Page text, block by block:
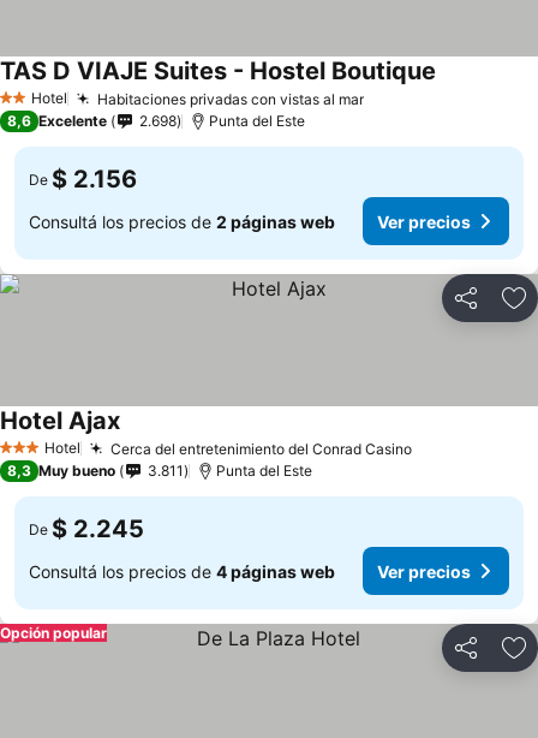
2 Estrellas
Hotel Habitaciones privadas con vistas al mar
TAS D VIAJE Suites - Hostel Boutique
8,6 Excelente 2.698 Punta del Este
De $ 2.156
Consultá los precios de 2 páginas web Ver precios
Compartir
3 Estrellas
Hotel Cerca del entretenimiento del Conrad Casino
Hotel Ajax
8,3 Muy bueno 3.811 Punta del Este
De $ 2.245
Consultá los precios de 4 páginas web Ver precios
Compartir
Opción popular